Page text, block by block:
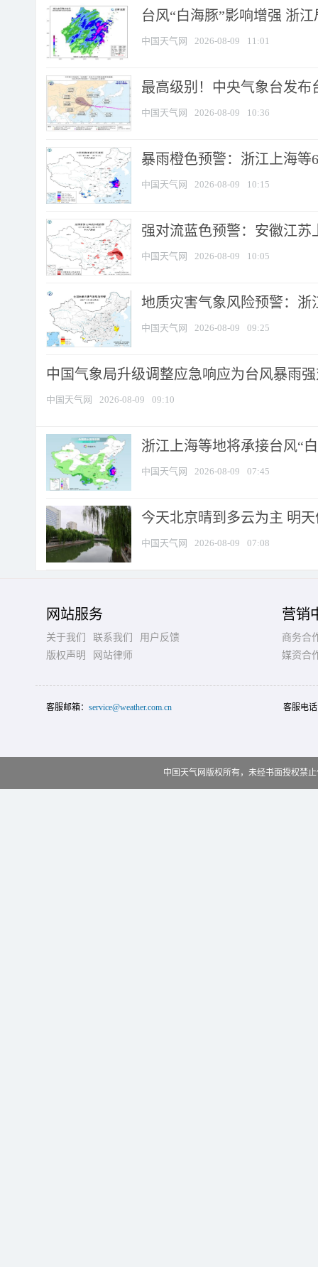
台风“白海豚”影响增强 浙
中国天气网 2026-08-09 11:01
最高级别！中央气象台发布
中国天气网 2026-08-09 10:36
暴雨橙色预警：浙江上海等
中国天气网 2026-08-09 10:15
强对流蓝色预警：安徽江苏
中国天气网 2026-08-09 10:05
地质灾害气象风险预警：浙
中国天气网 2026-08-09 09:25
中国气象局升级调整应急响应为台风暴雨
中国天气网 2026-08-09 09:10
浙江上海等地将承接台风“
中国天气网 2026-08-09 07:45
今天北京晴到多云为主 明
中国天气网 2026-08-09 07:08
网站服务
关于我们 联系我们
用户反馈
版权声明
网站律师
营销
商务合
媒资合
客服邮箱： service@weather.com.cn 客服电
中国天气网版权所有，未经书面授权